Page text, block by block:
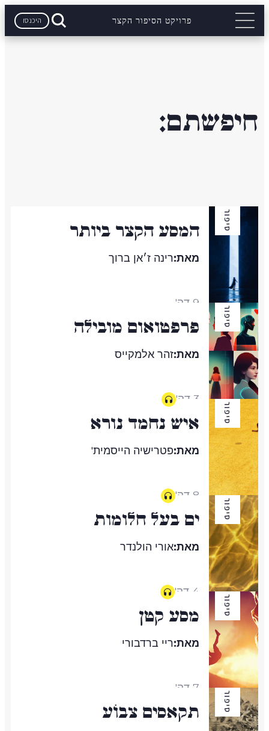
פרויקט הסיפור הקצר היכנסו
חיפשתם:
סיפור המסע הקצר ביותר
מאת:רינה ז׳אן ברוך
9 דק'
סיפור פרפטואום מובילה
מאת:זהר אלמקייס
3 דק'
סיפור איש נחמד נורא
מאת:פטרישיה הייסמית'
8 דק'
סיפור ים בעל חלומות
מאת:אורי הולנדר
4 דק'
סיפור מסע קטן
מאת:ריי ברדבורי
7 דק'
סיפור תקאסים צבוֹע